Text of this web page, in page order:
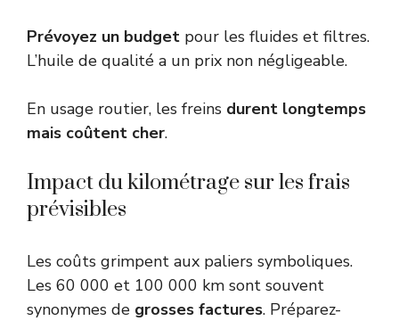
Prévoyez un budget pour les fluides et filtres.
L’huile de qualité a un prix non négligeable.
En usage routier, les freins durent longtemps
mais coûtent cher.
Impact du kilométrage sur les frais
prévisibles
Les coûts grimpent aux paliers symboliques.
Les 60 000 et 100 000 km sont souvent
synonymes de grosses factures. Préparez-